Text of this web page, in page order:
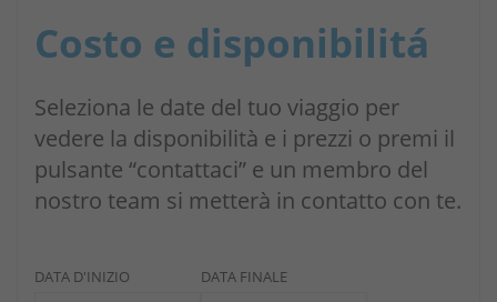
Costo e disponibilitá
Seleziona le date del tuo viaggio per
vedere la disponibilità e i prezzi o premi il
pulsante “contattaci” e un membro del
nostro team si metterà in contatto con te.
DATA D'INIZIO DATA FINALE